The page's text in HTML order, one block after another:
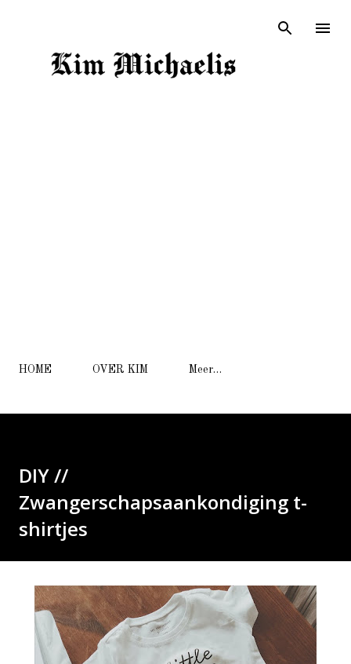
HOME OVER KIM Meer…
DIY //
Zwangerschapsaankondiging t-
shirtjes